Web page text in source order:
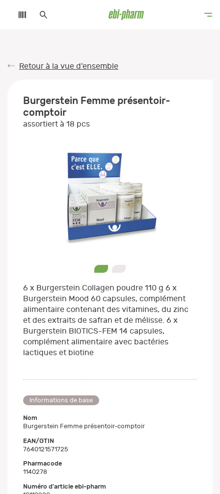
Retour à la vue d’ensemble
Burgerstein Femme présentoir-
comptoir
assortiert à 18 pcs
6 x Burgerstein Collagen poudre 110 g 6 x
Burgerstein Mood 60 capsules, complément
alimentaire contenant des vitamines, du zinc
et des extraits de safran et de mélisse. 6 x
Burgerstein BIOTICS-FEM 14 capsules,
complément alimentaire avec bactéries
lactiques et biotine
Informations de base
Nom
Burgerstein Femme présentoir-comptoir
EAN/GTIN
7640121571725
Pharmacode
1140278
Numéro d'article ebi-pharm